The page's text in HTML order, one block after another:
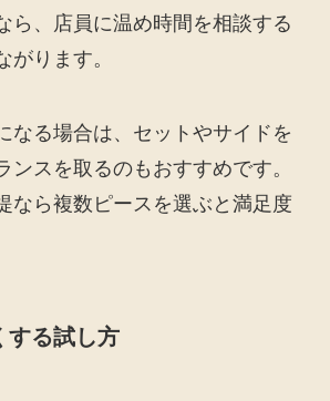
ら、店員に温め時間を相談する
がります。
なる場合は、セットやサイドを
ンスを取るのもおすすめです。
なら複数ピースを選ぶと満足度
する試し方